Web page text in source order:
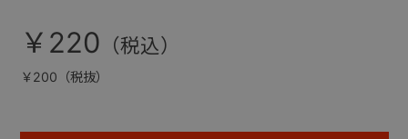
￥220
￥200（税抜）